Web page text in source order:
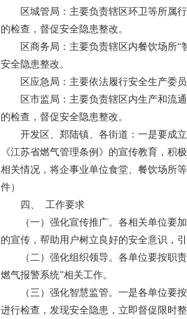
区城管局：主要负责辖区环卫等所属
的检查，督促安全隐患整改。
区商务局：主要负责辖区内餐饮场所
安全隐患整改。
区应急局：主要依法履行安全生产委
区市监局：主要负责辖区内生产和流
的检查，督促安全隐患整改。
开发区、郑陆镇、各街道：一是要成
《江苏省燃气管理条例》的宣传教育，积
相关情况，将企事业单位食堂、餐饮场所
件）
四、 工作要求
（一）强化宣传推广。各相关单位要
的宣传，帮助用户树立良好的安全意识，
（二）强化组织领导。各单位要按职
燃气报警系统”相关工作。
（三）强化智慧监管。一是各单位要
进行检查，发现安全隐患，立即督促限时